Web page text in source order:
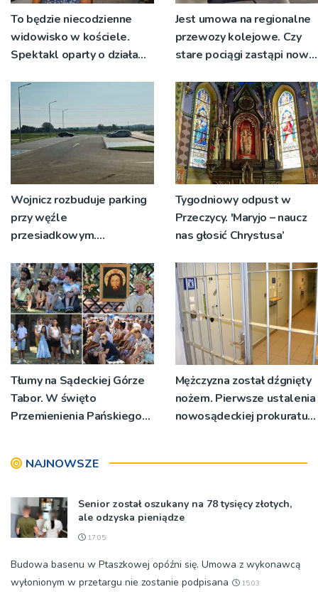
To będzie niecodzienne
widowisko w kościele.
Spektakl oparty o działa
Jest umowa na regionalne
przewozy kolejowe. Czy
stare pociągi zastąpi nowy
Wojnicz rozbuduje parking
przy węźle
przesiadkowym.
miejsc
Tygodniowy odpust w
Przeczycy. 'Maryjo – naucz
nas głosić Chrystusa’
Tłumy na Sądeckiej Górze
Tabor. W święto
Przemienienia Pańskiego
[ZDJĘCIA]
Mężczyzna został dźgnięty
nożem. Pierwsze ustalenia
nowosądeckiej prokuratury
NAJNOWSZE
Senior został oszukany na 78 tysięcy złotych,
ale odzyska pieniądze
17:05
Budowa basenu w Ptaszkowej opóźni się. Umowa z wykonawcą
wyłonionym w przetargu nie zostanie podpisana
15:03